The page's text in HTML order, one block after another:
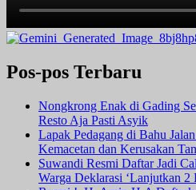
Pos-pos Terbaru
Nongkrong Enak di Gading
Resto Aja Pasti Asyik
Lapak Pedagang di Bahu
Kemacetan dan Kerusakan
Suwandi Resmi Daftar Jadi
Warga Deklarasi ‘Lanjutkan 2